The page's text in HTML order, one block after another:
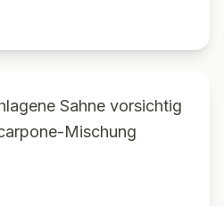
Sahne vorsichtig
Mischung